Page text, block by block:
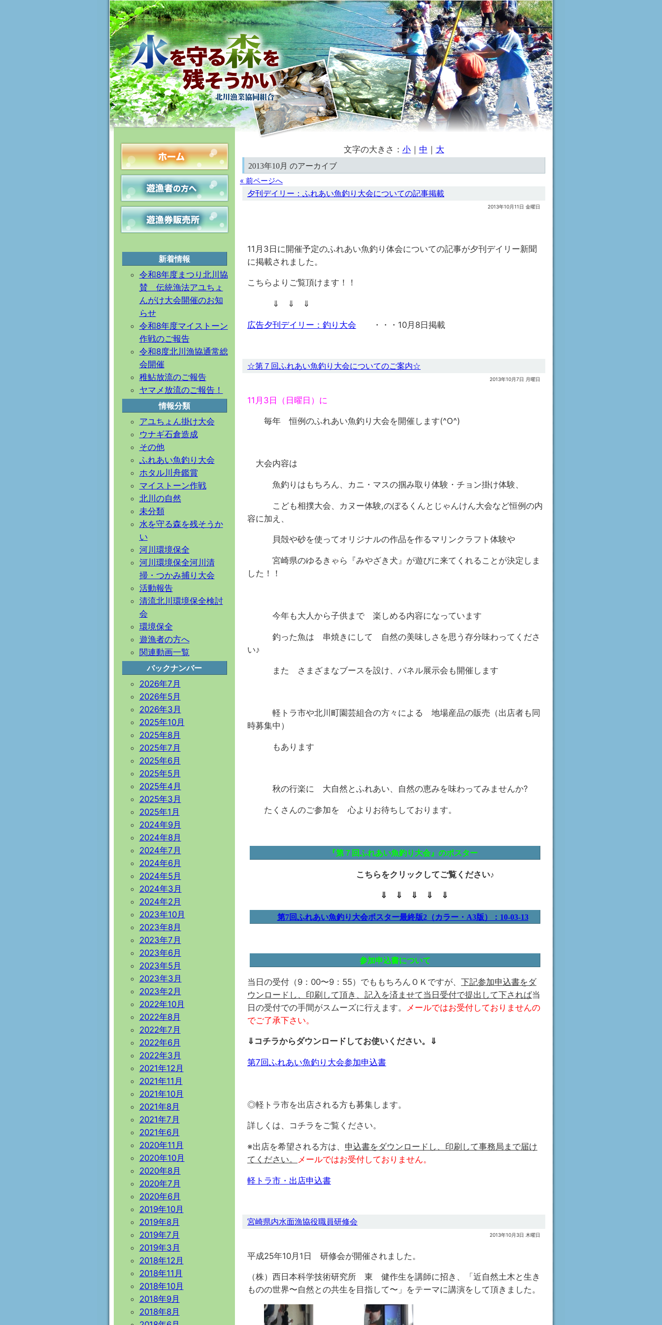
文字の大きさ： 小｜ 中 ｜ 大
2013年10月 のアーカイブ
« 前ページへ
夕刊デイリー：ふれあい魚釣り大会についての記事掲載
2013年10月11日 金曜日
11月3日に開催予定のふれあい魚釣り体会についての記事が夕刊デイリー新聞
に掲載されました。
こちらよりご覧頂けます！！
⇓ ⇓ ⇓
広告夕刊デイリー：釣り大会 ・・・10月8日掲載
☆第７回ふれあい魚釣り大会についてのご案内☆
2013年10月7日 月曜日
11月3日（日曜日）に
毎年 恒例のふれあい魚釣り大会を開催します(^O^)
大会内容は
魚釣りはもちろん、カニ・マスの掴み取り体験・チョン掛け体験、
こども相撲大会、カヌー体験,のぼるくんとじゃんけん大会など恒例の内
容に加え、
貝殻や砂を使ってオリジナルの作品を作るマリンクラフト体験や
宮崎県のゆるきゃら『みやざき犬』が遊びに来てくれることが決定しま
した！！
今年も大人から子供まで 楽しめる内容になっています
釣った魚は 串焼きにして 自然の美味しさを思う存分味わってくださ
い♪
また さまざまなブースを設け、パネル展示会も開催します
軽トラ市や北川町園芸組合の方々による 地場産品の販売（出店者も同
時募集中）
もあります
秋の行楽に 大自然とふれあい、自然の恵みを味わってみませんか?
たくさんのご参加を 心よりお待ちしております。
『第７回ふれあい魚釣り大会』のポスター
こちらをクリックしてご覧ください♪
⇓ ⇓ ⇓ ⇓ ⇓
第7回ふれあい魚釣り大会ポスター最終版2（カラー・A3版）：10-03-13
参加申込書について
当日の受付（9：00〜9：55）でももちろんＯＫですが、 下記参加申込書をダ
ウンロードし、印刷して頂き、記入を済ませて当日受付で提出して下されば当
日の受付での手間がスムーズに行えます。
メールではお受付しておりませんの
でご了承下さい。
⇓コチラからダウンロードしてお使いください。⇓
第7回ふれあい魚釣り大会参加申込書
◎軽トラ市を出店される方も募集します。
詳しくは、コチラをご覧ください。
※出店を希望される方は、 申込書をダウンロードし、印刷して事務局まで届け
てください。 メールではお受付しておりません。
軽トラ市・出店申込書
宮崎県内水面漁協役職員研修会
2013年10月3日 木曜日
平成25年10月1日 研修会が開催されました。
（株）西日本科学技術研究所 東 健作生を講師に招き、「近自然土木と生き
ものの世界〜自然との共生を目指して〜」をテーマに講演をして頂きました。
新着情報
令和8年度まつり北川協
賛 伝統漁法アユちょ
んがけ大会開催のお知
らせ
令和8年度マイストーン
作戦のご報告
令和8度北川漁協通常総
会開催
稚鮎放流のご報告
ヤマメ放流のご報告！
情報分類
アユちょん掛け大会
ウナギ石倉造成
その他
ふれあい魚釣り大会
ホタル川舟鑑賞
マイストーン作戦
北川の自然
未分類
水を守る森を残そうか
い
河川環境保全
河川環境保全河川清
掃・つかみ捕り大会
活動報告
清流北川環境保全検討
会
環境保全
遊漁者の方へ
関連動画一覧
バックナンバー
2026年7月
2026年5月
2026年3月
2025年10月
2025年8月
2025年7月
2025年6月
2025年5月
2025年4月
2025年3月
2025年1月
2024年9月
2024年8月
2024年7月
2024年6月
2024年5月
2024年3月
2024年2月
2023年10月
2023年8月
2023年7月
2023年6月
2023年5月
2023年3月
2023年2月
2022年10月
2022年8月
2022年7月
2022年6月
2022年3月
2021年12月
2021年11月
2021年10月
2021年8月
2021年7月
2021年6月
2020年11月
2020年10月
2020年8月
2020年7月
2020年6月
2019年10月
2019年8月
2019年7月
2019年3月
2018年12月
2018年11月
2018年10月
2018年9月
2018年8月